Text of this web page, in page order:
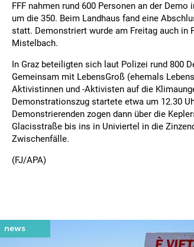
FFF nahmen rund 600 Personen an der
um die 350. Beim Landhaus fand eine
statt. Demonstriert wurde am Freitag auch in
Mistelbach.
In Graz beteiligten sich laut Polizei rund 800
Gemeinsam mit LebensGroß (ehemals
Aktivistinnen und -Aktivisten auf die
Demonstrationszug startete etwa um 12.30
Demonstrierenden zogen dann über die
Glacisstraße bis ins in Univiertel in die
Zwischenfälle.
(FJ/APA)